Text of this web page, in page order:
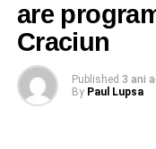
are
Craciun
Published 3 ani
By Paul Lupsa